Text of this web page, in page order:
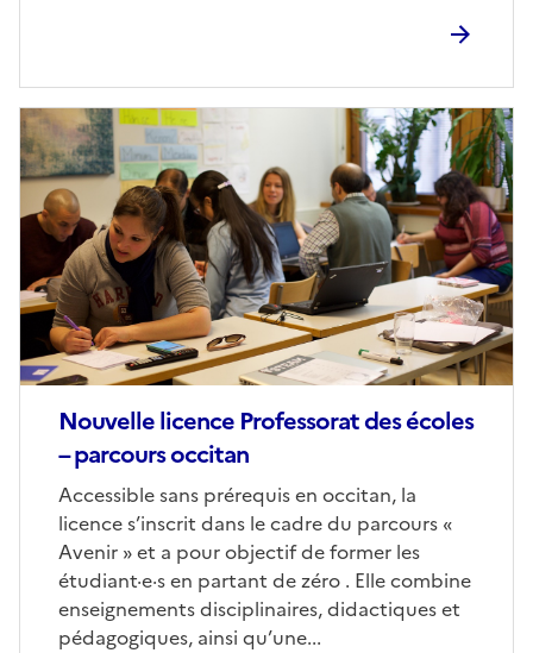
Nouvelle licence Professorat des écoles
– parcours occitan
Corps
Accessible sans prérequis en occitan, la
licence s’inscrit dans le cadre du parcours «
Avenir » et a pour objectif de former les
étudiant·e·s en partant de zéro . Elle combine
enseignements disciplinaires, didactiques et
pédagogiques, ainsi qu’une...
Image
de
couverture
(conseillée)